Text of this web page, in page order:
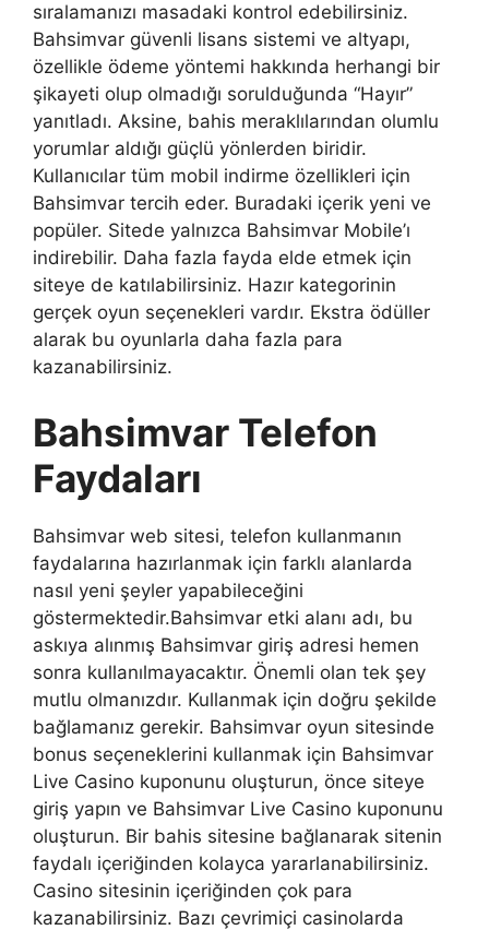
sıralamanızı masadaki kontrol edebilirsiniz.
Bahsimvar güvenli lisans sistemi ve altyapı,
özellikle ödeme yöntemi hakkında herhangi bir
şikayeti olup olmadığı sorulduğunda “Hayır”
yanıtladı. Aksine, bahis meraklılarından olumlu
yorumlar aldığı güçlü yönlerden biridir.
Kullanıcılar tüm mobil indirme özellikleri için
Bahsimvar tercih eder. Buradaki içerik yeni ve
popüler. Sitede yalnızca Bahsimvar Mobile’ı
indirebilir. Daha fazla fayda elde etmek için
siteye de katılabilirsiniz. Hazır kategorinin
gerçek oyun seçenekleri vardır. Ekstra ödüller
alarak bu oyunlarla daha fazla para
kazanabilirsiniz.
Bahsimvar Telefon
Faydaları
Bahsimvar web sitesi, telefon kullanmanın
faydalarına hazırlanmak için farklı alanlarda
nasıl yeni şeyler yapabileceğini
göstermektedir.Bahsimvar etki alanı adı, bu
askıya alınmış Bahsimvar giriş adresi hemen
sonra kullanılmayacaktır. Önemli olan tek şey
mutlu olmanızdır. Kullanmak için doğru şekilde
bağlamanız gerekir. Bahsimvar oyun sitesinde
bonus seçeneklerini kullanmak için Bahsimvar
Live Casino kuponunu oluşturun, önce siteye
giriş yapın ve Bahsimvar Live Casino kuponunu
oluşturun. Bir bahis sitesine bağlanarak sitenin
faydalı içeriğinden kolayca yararlanabilirsiniz.
Casino sitesinin içeriğinden çok para
kazanabilirsiniz. Bazı çevrimiçi casinolarda